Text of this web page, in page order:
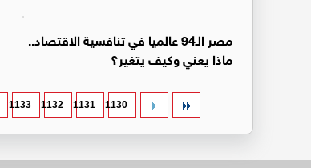
مصر الـ94 عالميا في تنافسية الاقتصاد..
ماذا يعني وكيف يتغير؟
1130
1131
1132
1133